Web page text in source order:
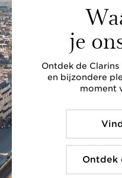
je
Ontdek de
en bijzondere
moment
Ontdek